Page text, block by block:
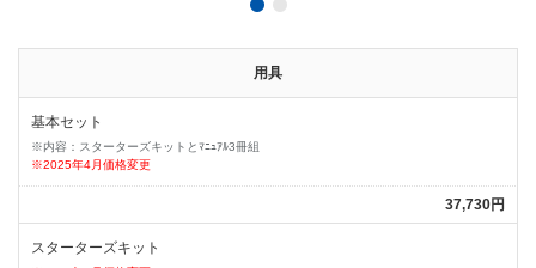
用具
基本セット
※内容：スターターズキットとﾏﾆｭｱﾙ3冊組
※2025年4月価格変更
37,730円
スターターズキット